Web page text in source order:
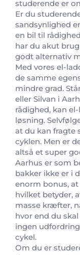
studerende er
Er du
sandsynlighed
en bil til
har du akut
godt alternativ
Med vores el-
de samme
mindre grad.
eller Silvan i
rådighed, kan
løsning.
at du kan fragte
cyklen. Men er
altså et super
Aarhus er som
bakker ikke er i
enorm bonus,
hvilket betyder,
masse kræfter,
hvor end du
ingen
cykel.
Om du er